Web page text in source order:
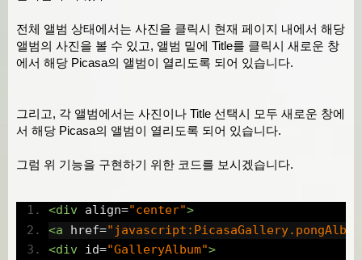
전체 앨범 상태에서는 사진을 클릭시 현재 페이지 내에서 해당
앨범의 사진을 볼 수 있고, 앨범 밑에 Title를 클릭시 새로운 창
에서 해당 Picasa의 앨범이 열리도록 되어 있습니다.
그리고, 각 앨범에서는 사진이나 Title 선택시 모두 새로운 창에
서 해당 Picasa의 앨범이 열리도록 되어 있습니다.
그럼 위 기능을 구현하기 위한 코드를 보시겠습니다.
<div align="center">
<a
href=
<div id="GalleryAlbum">